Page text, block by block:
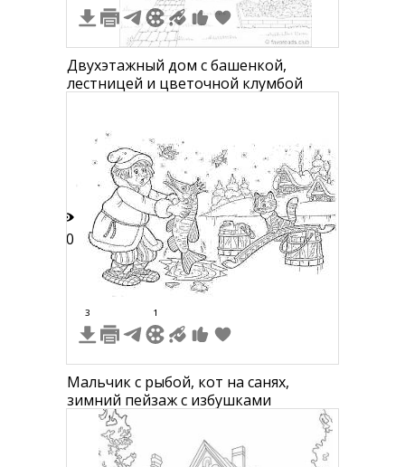
Двухэтажный дом с башенкой,
лестницей и цветочной клумбой
10
3 1
Мальчик с рыбой, кот на санях,
зимний пейзаж с избушками